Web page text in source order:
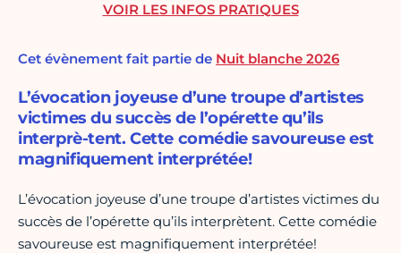
Cet évènement fait partie de Nuit blanche 2026
L’évocation joyeuse d’une troupe d’artistes
victimes du succès de l’opérette qu’ils
interprè-tent. Cette comédie savoureuse est
magnifiquement interprétée!
L’évocation joyeuse d’une troupe d’artistes victimes du
succès de l’opérette qu’ils interprètent. Cette comédie
savoureuse est magnifiquement interprétée!
VOIR LES INFOS PRATIQUES